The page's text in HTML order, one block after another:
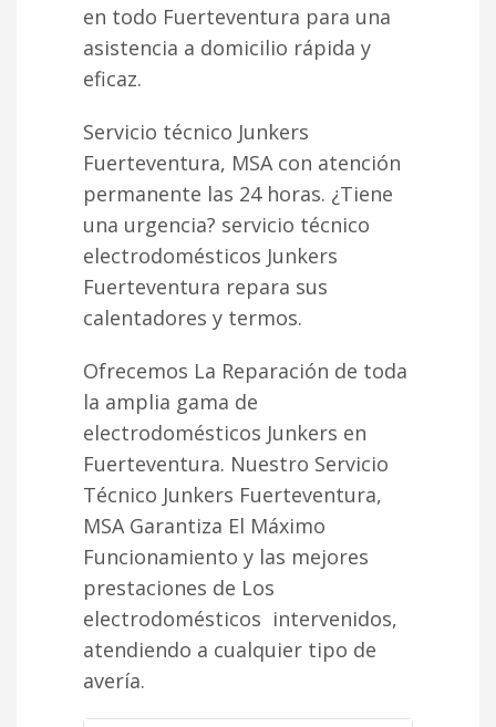
en todo Fuerteventura para una
asistencia a domicilio rápida y
eficaz.
Servicio técnico Junkers
Fuerteventura, MSA con atención
permanente las 24 horas. ¿Tiene
una urgencia? servicio técnico
electrodomésticos Junkers
Fuerteventura repara sus
calentadores y termos.
Ofrecemos La Reparación de toda
la amplia gama de
electrodomésticos Junkers en
Fuerteventura. Nuestro Servicio
Técnico Junkers Fuerteventura,
MSA Garantiza El Máximo
Funcionamiento y las mejores
prestaciones de Los
electrodomésticos intervenidos,
atendiendo a cualquier tipo de
avería.